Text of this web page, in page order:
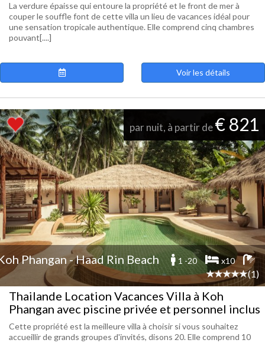
La verdure épaisse qui entoure la propriété et le front de mer à
couper le souffle font de cette villa un lieu de vacances idéal pour
une sensation tropicale authentique. Elle comprend cinq chambres
pouvant[....]
Voir les détails
par nuit, à partir de€ 821
Phangan - Haad Rin Beach 1 -20 x10
(1)
Thailande Location Vacances Villa à Koh
Phangan avec piscine privée et personnel inclus
Cette propriété est la meilleure villa à choisir si vous souhaitez
accueillir de grands groupes d'invités, disons 20. Elle comprend 10